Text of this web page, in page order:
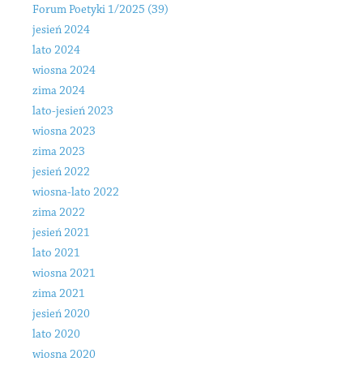
Forum Poetyki 1/2025 (39)
jesień 2024
lato 2024
wiosna 2024
zima 2024
lato-jesień 2023
wiosna 2023
zima 2023
jesień 2022
wiosna-lato 2022
zima 2022
jesień 2021
lato 2021
wiosna 2021
zima 2021
jesień 2020
lato 2020
wiosna 2020